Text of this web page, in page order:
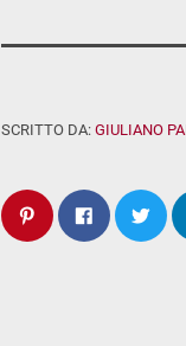
SCRITTO DA: GIULIANO